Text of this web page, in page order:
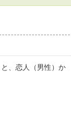
、恋人（男性）か